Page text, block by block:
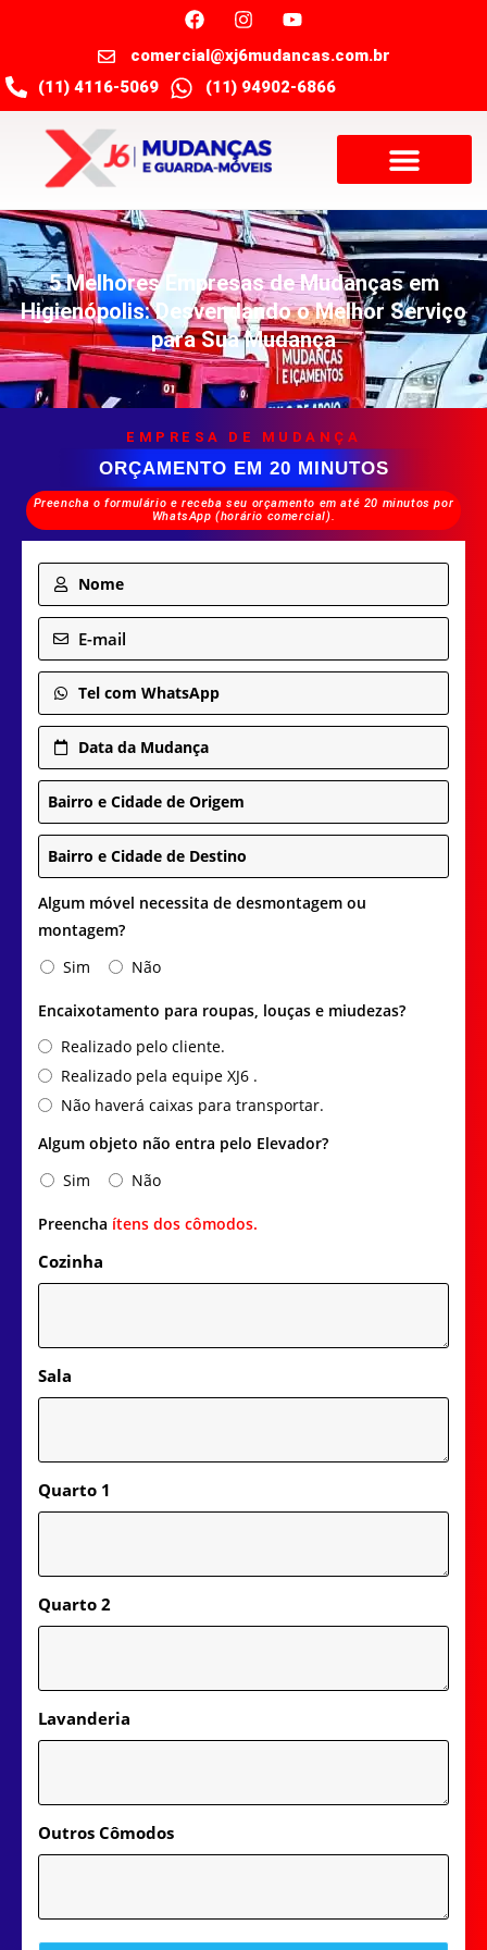
comercial@xj6mudancas.com.br
(11) 4116-5069
(11) 94902-6866
5 Melhores Empresas de Mudanças em
Higienópolis: Desvendando o Melhor Serviço
para Sua Mudança
EMPRESA DE MUDANÇA
ORÇAMENTO EM 20 MINUTOS
Preencha o formulário e receba seu orçamento em até 20 minutos por
WhatsApp (horário comercial).
Nome
E-mail
Tel com WhatsApp
Data da Mudança
Bairro e Cidade de Origem
Bairro e Cidade de Destino
Algum móvel necessita de desmontagem ou
montagem?
Sim
Não
Encaixotamento para roupas, louças e miudezas?
Realizado pelo cliente.
Realizado pela equipe XJ6 .
Não haverá caixas para transportar.
Algum objeto não entra pelo Elevador?
Sim
Não
Preencha ítens dos cômodos.
Cozinha
Sala
Quarto 1
Quarto 2
Lavanderia
Outros Cômodos